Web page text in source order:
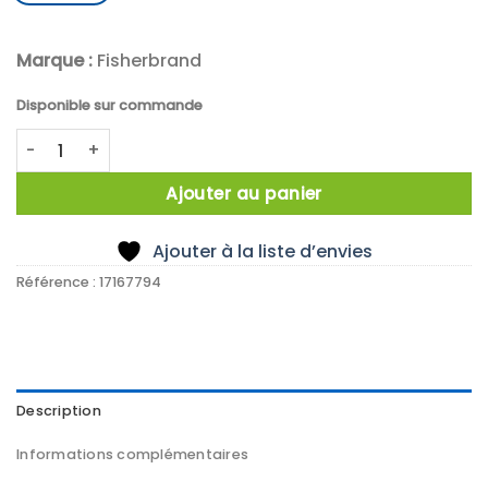
Marque : Fisherbrand
Disponible sur commande
quantité de Rack f. glassware 3 levels
Ajouter au panier
Ajouter à la liste d’envies
Référence : 17167794
Description
Informations complémentaires